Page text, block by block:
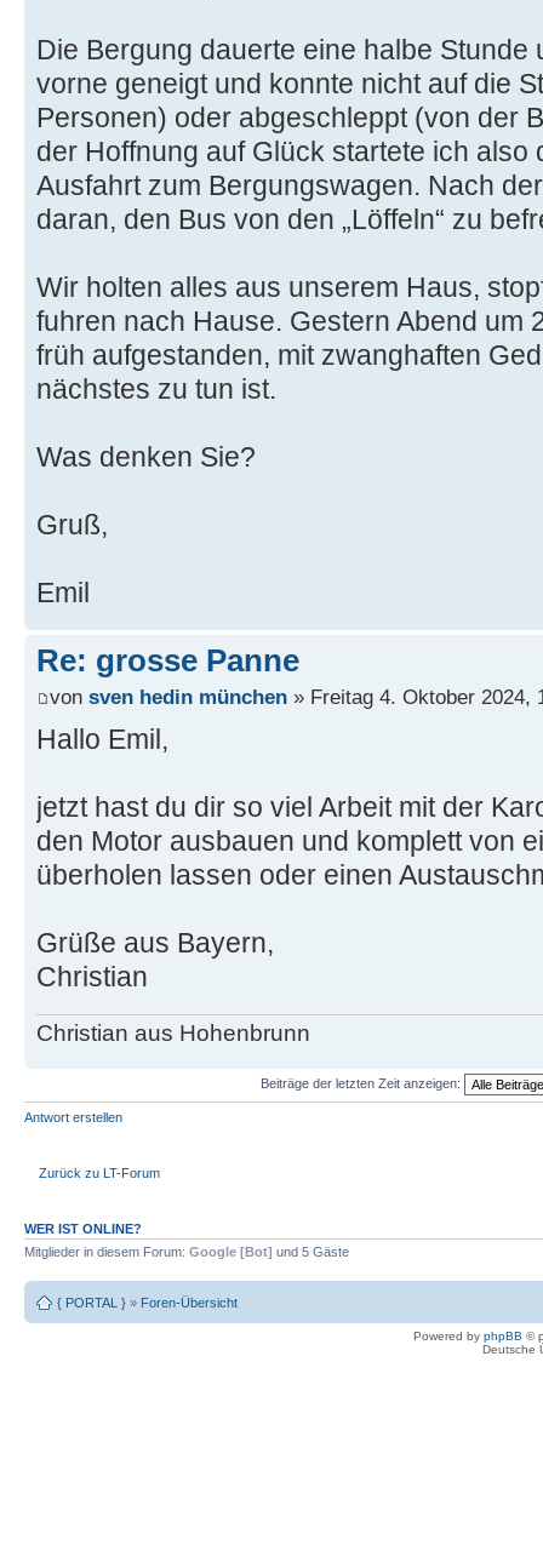
Die Bergung dauerte eine halbe Stunde
vorne geneigt und konnte nicht auf die
Personen) oder abgeschleppt (von der
der Hoffnung auf Glück startete ich also
Ausfahrt zum Bergungswagen. Nach
daran, den Bus von den „Löffeln“ zu
Wir holten alles aus unserem Haus,
fuhren nach Hause. Gestern Abend um
früh aufgestanden, mit zwanghaften
nächstes zu tun ist.
Was denken Sie?
Gruß,
Emil
Re: grosse Panne
von sven hedin münchen » Freitag 4. Oktober 2024,
Hallo Emil,
jetzt hast du dir so viel Arbeit mit der
den Motor ausbauen und komplett von
überholen lassen oder einen
Grüße aus Bayern,
Christian
Christian aus Hohenbrunn
Beiträge der letzten Zeit anzeigen:
Antwort erstellen
Zurück zu LT-Forum
WER IST ONLINE?
Mitglieder in diesem Forum: Google [Bot] und 5 Gäste
{ PORTAL } » Foren-Übersicht
Powered by phpBB ©
Deutsche